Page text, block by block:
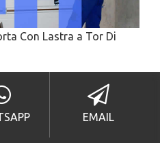
Con Lastra a Tor Di
Lastra Tor Di
EMAIL